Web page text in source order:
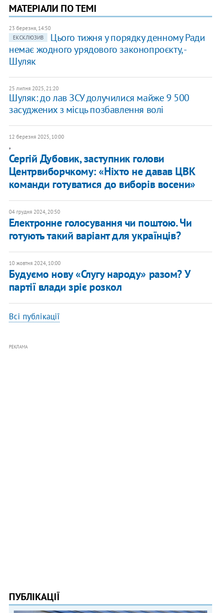
МАТЕРІАЛИ ПО ТЕМІ
23 березня, 14:50
ЕКСКЛЮЗИВ
Цього тижня у порядку денному Ради
немає жодного урядового законопроєкту, -
Шуляк
25 липня 2025, 21:20
Шуляк: до лав ЗСУ долучилися майже 9 500
засуджених з місць позбавлення волі
12 березня 2025, 10:00
,
Сергій Дубовик, заступник голови
Центрвиборчкому: «Ніхто не давав ЦВК
команди готуватися до виборів восени»
04 грудня 2024, 20:50
Електронне голосування чи поштою. Чи
готують такий варіант для українців?
10 жовтня 2024, 10:00
Будуємо нову «Слугу народу» разом? У
партії влади зріє розкол
Всі публікації
РЕКЛАМА
ПУБЛІКАЦІЇ